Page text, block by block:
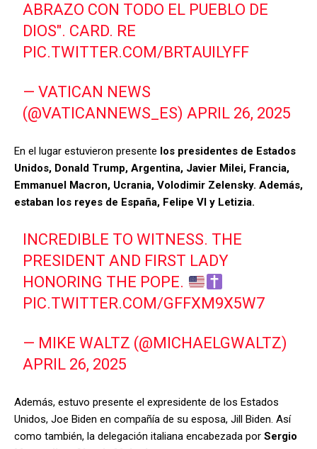
ABRAZO CON TODO EL PUEBLO DE
DIOS". CARD. RE
PIC.TWITTER.COM/BRTAUILYFF
— VATICAN NEWS
(@VATICANNEWS_ES)APRIL 26, 2025
En el lugar estuvieron presente los presidentes de Estados
Unidos, Donald Trump, Argentina, Javier Milei, Francia,
Emmanuel Macron, Ucrania, Volodimir Zelensky. Además,
estaban los reyes de España, Felipe VI y Letizia.
INCREDIBLE TO WITNESS. THE
PRESIDENT AND FIRST LADY
HONORING THE POPE.
PIC.TWITTER.COM/GFFXM9X5W7
— MIKE WALTZ (@MICHAELGWALTZ)
APRIL 26, 2025
Además, estuvo presente el expresidente de los Estados
Unidos, Joe Biden en compañía de su esposa, Jill Biden. Así
como también, la delegación italiana encabezada por Sergio